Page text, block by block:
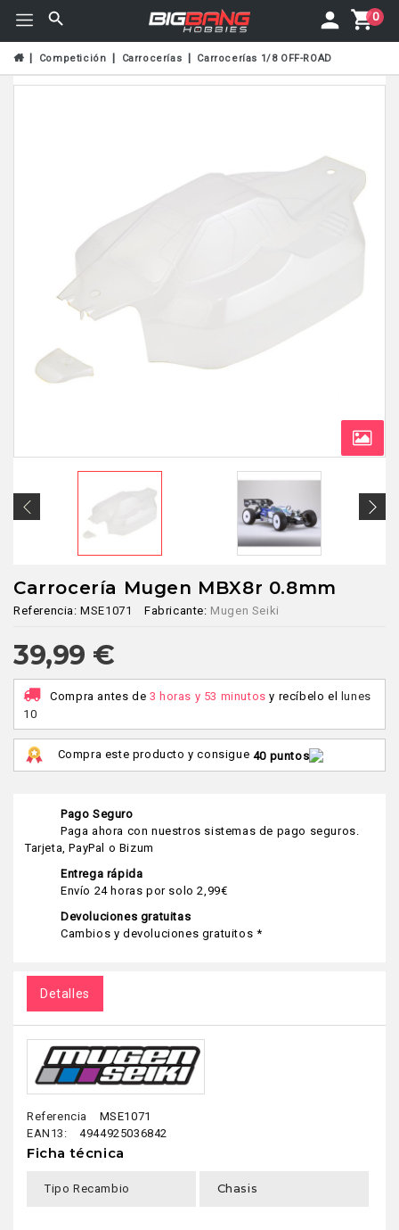
0
Competición Carrocerías Carrocerías 1/8 OFF-ROAD
Carrocería Mugen MBX8r 0.8mm
Referencia: MSE1071 Fabricante: Mugen Seiki
39,99 €
Compra antes de 3 horas y 53 minutos y recíbeloel
lunes
10
Compra este producto y consigue 40 puntos
Pago Seguro
Paga ahora con nuestros sistemas de pago seguros.
Tarjeta, PayPal o Bizum
Entrega rápida
Envío 24 horas por solo 2,99€
Devoluciones gratuitas
Cambios y devoluciones gratuitos *
Detalles
Referencia
MSE1071
EAN13:
4944925036842
Ficha técnica
Tipo Recambio Chasis